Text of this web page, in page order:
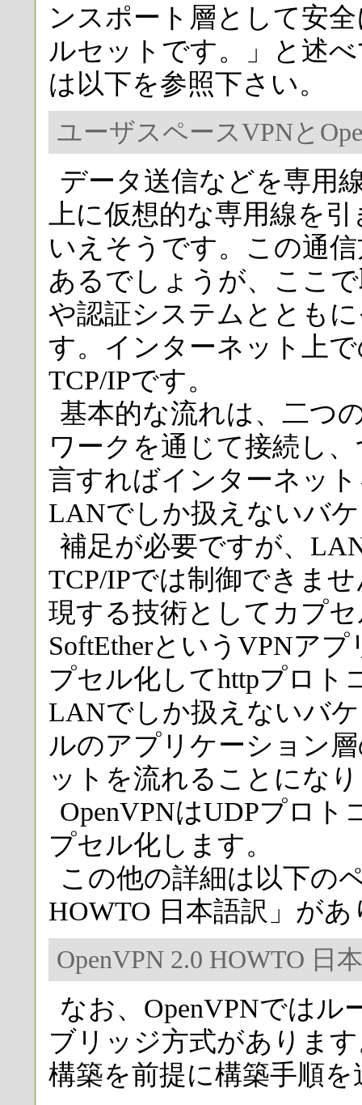
ンスポート層として安
ルセットです。」と述
は以下を参照下さい。
ユーザスペースVPNと
データ送信などを専用
上に仮想的な専用線を
いえそうです。この通
あるでしょうが、ここ
や認証システムととも
す。インターネット上
TCP/IPです。
基本的な流れは、二つ
ワークを通じて接続し
言すればインターネッ
LANでしか扱えないバ
補足が必要ですが、
TCP/IPでは制御できま
現する技術としてカプ
SoftEtherというVPNア
プセル化してhttpプロト
LANでしか扱えないバ
ルのアプリケーション
ットを流れることにな
OpenVPNはUDPプロ
プセル化します。
この他の詳細は以下の
HOWTO 日本語訳」が
OpenVPN 2.0 HOWTO 日
なお、OpenVPNでは
ブリッジ方式がありま
構築を前提に構築手順